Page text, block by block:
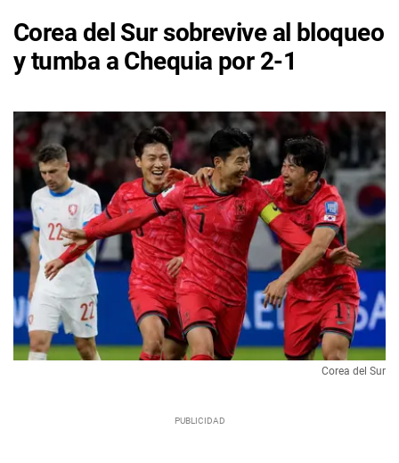
Corea del Sur sobrevive al bloqueo
y tumba a Chequia por 2-1
Corea del Sur